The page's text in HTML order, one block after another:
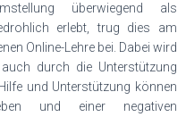
überwiegend als
erlebt, trug dies am
Online-Lehre bei. Dabei wird
durch die Unterstützung
und Unterstützung können
und einer negativen